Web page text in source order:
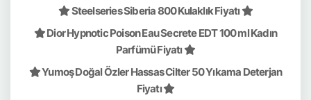
Steelseries Siberia 800 Kulaklık Fiyatı
Dior Hypnotic Poison Eau Secrete EDT 100 ml Kadın
Parfümü Fiyatı
Yumoş Doğal Özler Hassas Cilter 50 Yıkama Deterjan
Fiyatı